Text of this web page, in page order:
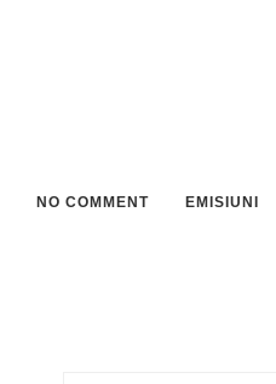
NO COMMENT EMISIUNI